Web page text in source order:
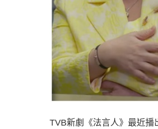
TVB新劇《法言人》最近